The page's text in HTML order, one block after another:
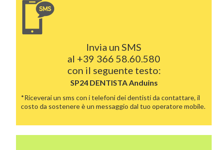
Invia un SMS
al +39 366 58.60.580
con il seguente testo:
SP24 DENTISTAAnduins
*Riceverai un sms con i telefoni dei dentisti da contattare, il
costo da sostenere è un messaggio dal tuo operatore mobile.